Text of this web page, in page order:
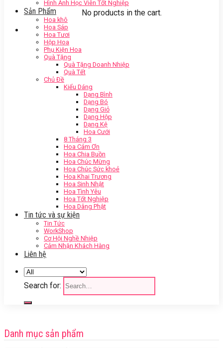
No products in the cart.
Hình Ảnh Học Viên Tốt Nghiệp
Sản Phẩm
Hoa khô
Hoa Sáp
Hoa Tươi
Hộp Hoa
Phụ Kiện Hoa
Quà Tặng
Quà Tặng Doanh Nhiệp
Quà Tết
Chủ Đề
Kiểu Dáng
Dạng Bình
Dạng Bó
Dạng Giỏ
Dạng Hộp
Dạng Kệ
Hoa Cưới
8 Tháng 3
Hoa Cảm Ơn
Hoa Chia Buồn
Hoa Chúc Mừng
Hoa Chúc Sức khoẻ
Hoa Khai Trương
Hoa Sinh Nhật
Hoa Tình Yêu
Hoa Tốt Nghiệp
Hoa Dâng Phật
Tin tức và sự kiện
Tin Tức
WorkShop
Cơ Hội Nghề Nhiệp
Cảm Nhận Khách Hàng
Liên hệ
Search for:
Danh mục sản phẩm